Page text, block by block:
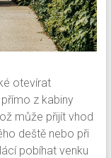
otevírat
z kabiny
může přijít vhod
deště nebo při
pobíhat venku